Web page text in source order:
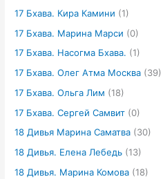
17 Бхава. Кира Камини (1)
17 Бхава. Марина Марси (0)
17 Бхава. Насогма Бхава. (1)
17 Бхава. Олег Атма Москва (39)
17 Бхава. Ольга Лим (18)
17 Бхава. Сергей Самвит (0)
18 Дивья Марина Саматва (30)
18 Дивья. Елена Лебедь (13)
18 Дивья. Марина Комова (18)